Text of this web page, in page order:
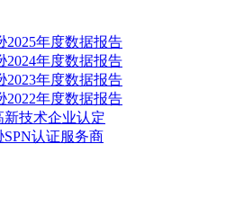
2025年度数据报告
2024年度数据报告
2023年度数据报告
2022年度数据报告
技术企业认定
认证服务商